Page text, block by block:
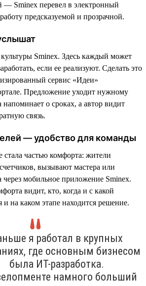
— Sminex перевел в электронный
предсказуемой и прозрачной.
Sminex. Здесь каждый может
если ее реализуют. Сделать это
сервис «Идеи»
Предложение уходит нужному
напоминает о сроках, а автор видит
связь.
— удобство для команды
стала частью комфорта: жители
вызывают мастера или
через мобильное приложение Sminex.
видит, кто, когда и с какой
и на каком этапе находится решение.
я работал в крупных
где основным бизнесом
была ИТ-разработка.
намного больший